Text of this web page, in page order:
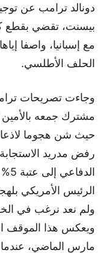
دونالد ترامب عن
بيسنت، تقضي بقطع
مع إسبانيا، واصفا
الحلف الأطلسي.
وجاءت تصريحات
مشترك جمعه بالأمين
حيث شن هجوما
رفض مدريد الاستجابة
الرئيس الأمريكي
ولم نعد نرغب في
ويعكس هذا الموقف
مارس الماضي،